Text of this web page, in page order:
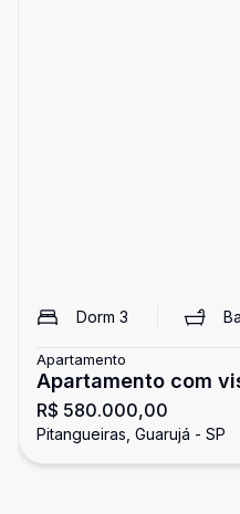
Dorm 3
Apartamento
Apartamento com
dormitórios,
R$ 580.000,00
Pitangueiras, Guarujá - SP